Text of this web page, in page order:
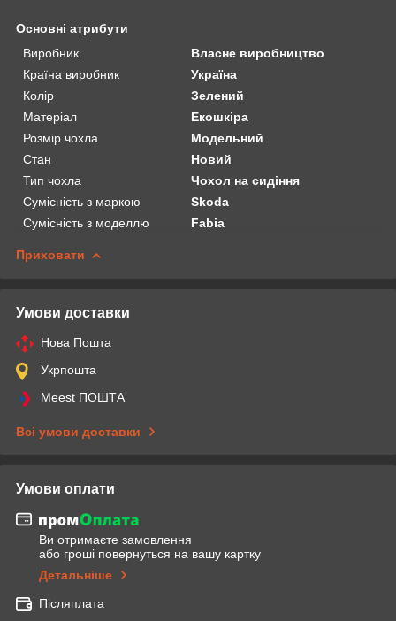
Основні атрибути
Виробник
Власне виробництво
Країна виробник
Україна
Колір
Зелений
Матеріал
Екошкіра
Розмір чохла
Модельний
Стан
Новий
Тип чохла
Чохол на сидіння
Сумісність з маркою
Skoda
Сумісність з моделлю
Fabia
Приховати
Умови доставки
Нова Пошта
Укрпошта
Meest ПОШТА
Всі умови доставки
Умови оплати
Ви отримаєте замовлення
або гроші повернуться на вашу картку
Детальніше
Післяплата